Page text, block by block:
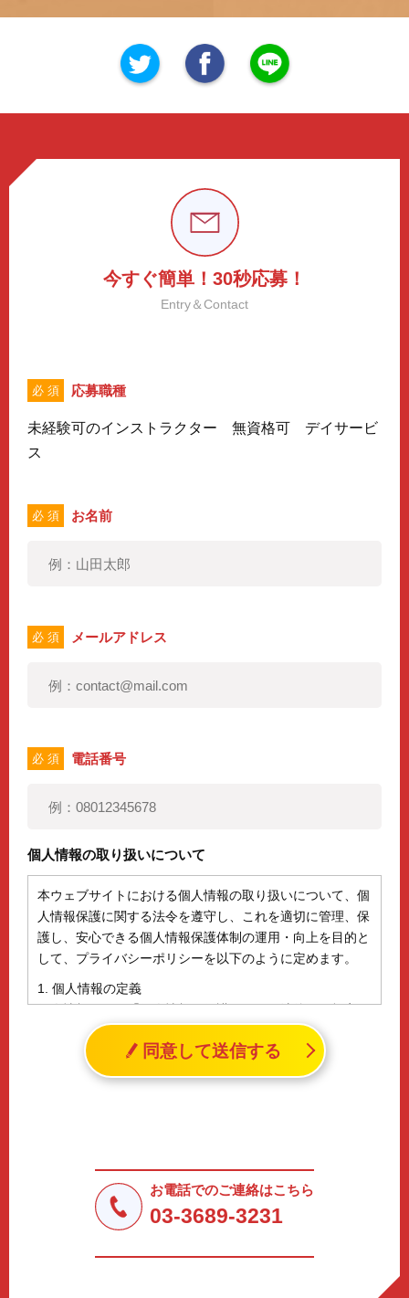
今すぐ簡単！30秒応募！
Entry＆Contact
必 須 応募職種
未経験可のインストラクター 無資格可 デイサービ
ス
必 須 お名前
必 須 メールアドレス
必 須 電話番号
個人情報の取り扱いについて
本ウェブサイトにおける個人情報の取り扱いについて、個
人情報保護に関する法令を遵守し、これを適切に管理、保
護し、安心できる個人情報保護体制の運用・向上を目的と
して、プライバシーポリシーを以下のように定めます。
1. 個人情報の定義
個人情報とは、「個人情報の保護に関する法律」に規定さ
れる生存する個人に関する情報であって、氏名、生年月日
その他の記述等により特定の個人を識別することができる
情報（個人識別情報）を指します。
a.応募者等からのお問い合わせに対応・管理するため
b.本ウェブサイトにおけるサービスの提供・運用のため
同意して送信する
お電話でのご連絡はこちら
03-3689-3231